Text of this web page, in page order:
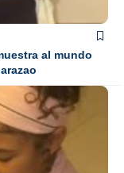
al mundo